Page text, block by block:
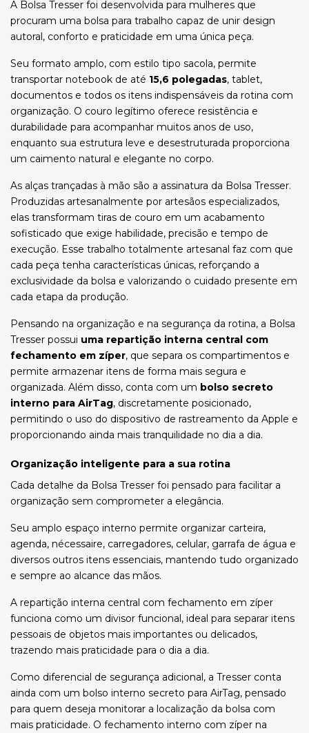
A Bolsa Tresser foi desenvolvida para mulheres que
procuram uma bolsa para trabalho capaz de unir design
autoral, conforto e praticidade em uma única peça.
Seu formato amplo, com estilo tipo sacola, permite
transportar notebook de até 15,6 polegadas, tablet,
documentos e todos os itens indispensáveis da rotina com
organização. O couro legítimo oferece resistência e
durabilidade para acompanhar muitos anos de uso,
enquanto sua estrutura leve e desestruturada proporciona
um caimento natural e elegante no corpo.
As alças trançadas à mão são a assinatura da Bolsa Tresser.
Produzidas artesanalmente por artesãos especializados,
elas transformam tiras de couro em um acabamento
sofisticado que exige habilidade, precisão e tempo de
execução. Esse trabalho totalmente artesanal faz com que
cada peça tenha características únicas, reforçando a
exclusividade da bolsa e valorizando o cuidado presente em
cada etapa da produção.
Pensando na organização e na segurança da rotina, a Bolsa
Tresser possui uma repartição interna central com
fechamento em zíper, que separa os compartimentos e
permite armazenar itens de forma mais segura e
organizada. Além disso, conta com um bolso secreto
interno para AirTag, discretamente posicionado,
permitindo o uso do dispositivo de rastreamento da Apple e
proporcionando ainda mais tranquilidade no dia a dia.
Organização inteligente para a sua rotina
Cada detalhe da Bolsa Tresser foi pensado para facilitar a
organização sem comprometer a elegância.
Seu amplo espaço interno permite organizar carteira,
agenda, nécessaire, carregadores, celular, garrafa de água e
diversos outros itens essenciais, mantendo tudo organizado
e sempre ao alcance das mãos.
A repartição interna central com fechamento em zíper
funciona como um divisor funcional, ideal para separar itens
pessoais de objetos mais importantes ou delicados,
trazendo mais praticidade para o dia a dia.
Como diferencial de segurança adicional, a Tresser conta
ainda com um bolso interno secreto para AirTag, pensado
para quem deseja monitorar a localização da bolsa com
mais praticidade. O fechamento interno com zíper na